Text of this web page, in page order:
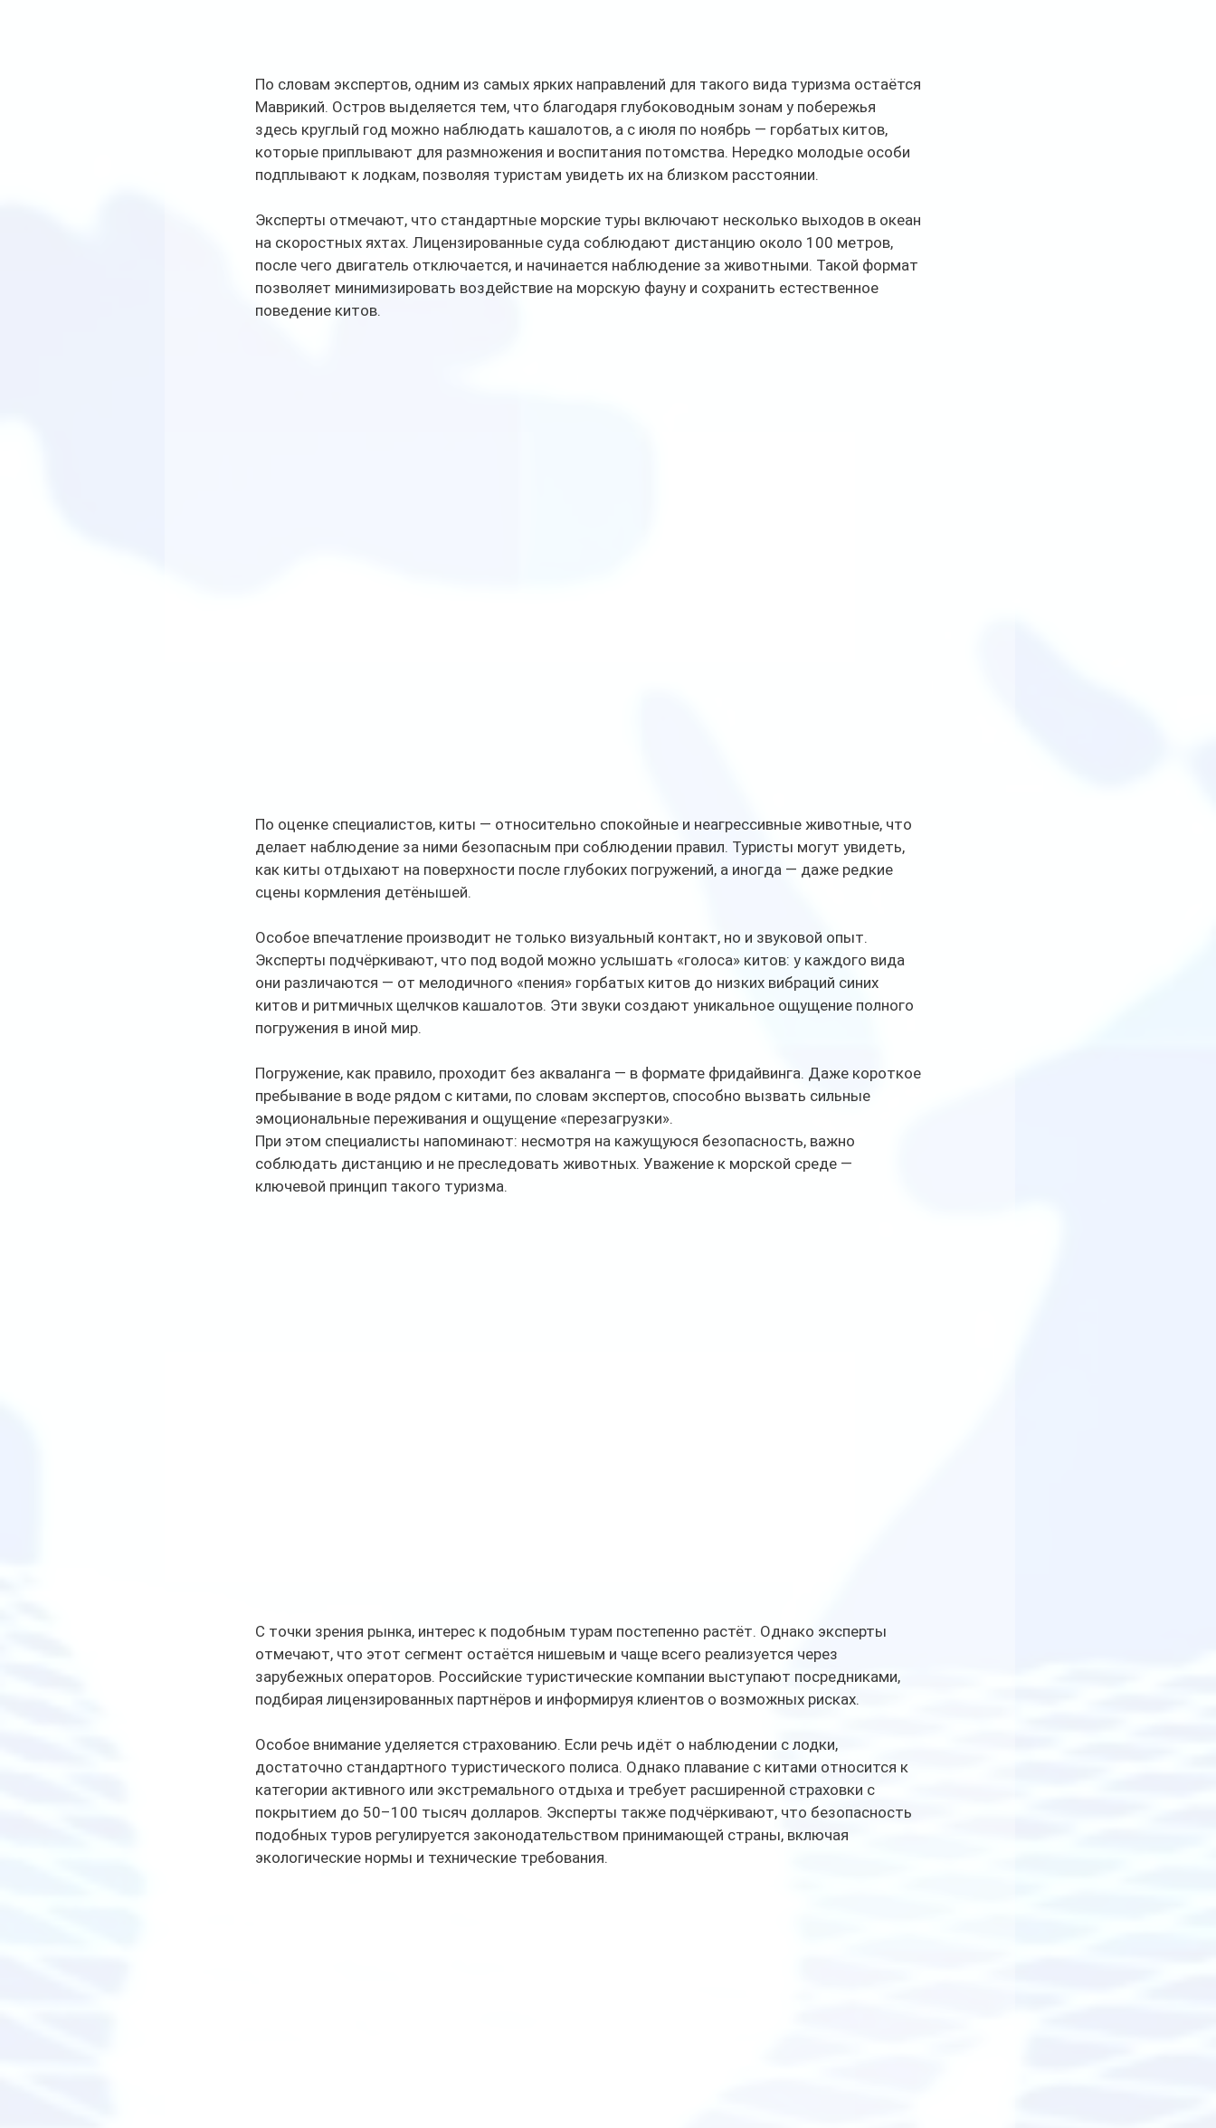
По словам экспертов, одним из самых ярких направлений для такого вида туризма остаётся
Маврикий. Остров выделяется тем, что благодаря глубоководным зонам у побережья
здесь круглый год можно наблюдать кашалотов, а с июля по ноябрь — горбатых китов,
которые приплывают для размножения и воспитания потомства. Нередко молодые особи
подплывают к лодкам, позволяя туристам увидеть их на близком расстоянии.
Эксперты отмечают, что стандартные морские туры включают несколько выходов в океан
на скоростных яхтах. Лицензированные суда соблюдают дистанцию около 100 метров,
после чего двигатель отключается, и начинается наблюдение за животными. Такой формат
позволяет минимизировать воздействие на морскую фауну и сохранить естественное
поведение китов.
По оценке специалистов, киты — относительно спокойные и неагрессивные животные, что
делает наблюдение за ними безопасным при соблюдении правил. Туристы могут увидеть,
как киты отдыхают на поверхности после глубоких погружений, а иногда — даже редкие
сцены кормления детёнышей.
Особое впечатление производит не только визуальный контакт, но и звуковой опыт.
Эксперты подчёркивают, что под водой можно услышать «голоса» китов: у каждого вида
они различаются — от мелодичного «пения» горбатых китов до низких вибраций синих
китов и ритмичных щелчков кашалотов. Эти звуки создают уникальное ощущение полного
погружения в иной мир.
Погружение, как правило, проходит без акваланга — в формате фридайвинга. Даже короткое
пребывание в воде рядом с китами, по словам экспертов, способно вызвать сильные
эмоциональные переживания и ощущение «перезагрузки».
При этом специалисты напоминают: несмотря на кажущуюся безопасность, важно
соблюдать дистанцию и не преследовать животных. Уважение к морской среде —
ключевой принцип такого туризма.
С точки зрения рынка, интерес к подобным турам постепенно растёт. Однако эксперты
отмечают, что этот сегмент остаётся нишевым и чаще всего реализуется через
зарубежных операторов. Российские туристические компании выступают посредниками,
подбирая лицензированных партнёров и информируя клиентов о возможных рисках.
Особое внимание уделяется страхованию. Если речь идёт о наблюдении с лодки,
достаточно стандартного туристического полиса. Однако плавание с китами относится к
категории активного или экстремального отдыха и требует расширенной страховки с
покрытием до 50–100 тысяч долларов. Эксперты также подчёркивают, что безопасность
подобных туров регулируется законодательством принимающей страны, включая
экологические нормы и технические требования.